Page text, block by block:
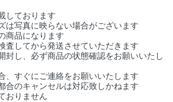
しております
は写真に映らない場合がございます
商品になります
査してから発送させていただきます
封し、必ず商品の状態確認をお願いいたし
、すぐにご連絡をお願いいたします
合のキャンセルは対応致しかねます
おりません